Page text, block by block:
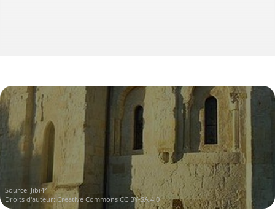
Source: Jibi44
Droits d'auteur: Creative Commons CC BY-SA 4.0